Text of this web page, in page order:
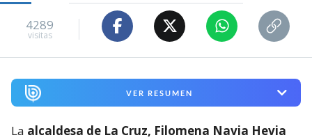
4289
visitas
VER RESUMEN
La alcaldesa de La Cruz, Filomena Navia Hevia